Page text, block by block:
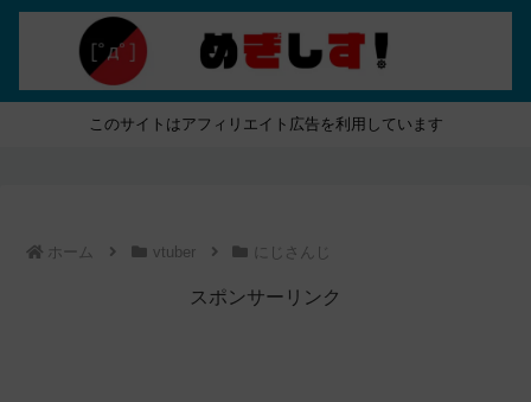
このサイトはアフィリエイト広告を利用しています
ホーム vtuber にじさんじ
スポンサーリンク